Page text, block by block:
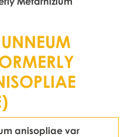
anisopliae var